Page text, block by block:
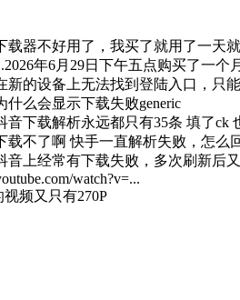
载器不好用了，我买了就用了一天
年6月29日下午五点购买了一个
新的设备上无法找到登陆入口，只
什么会显示下载失败generic
音下载解析永远都只有35条 填了ck
载不了啊 快手一直解析失败，怎么
音上经常有下载失败，多次刷新后
watch?v=...
频又只有270P